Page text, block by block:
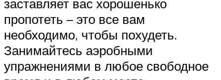
заставляет вас хорошенько
пропотеть – это все вам
необходимо, чтобы похудеть.
Занимайтесь аэробными
упражнениями в любое свободное